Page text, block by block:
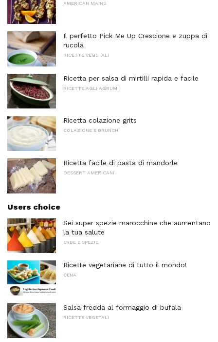
AMERICAN MAINS
Il perfetto Pick Me Up Crescione e zuppa di
rucola
RICETTE VEGETALI
Ricetta per salsa di mirtilli rapida e facile
RICETTE AGLI AGRUMI
Ricetta colazione grits
COLAZIONE E BRUNCH
Ricetta facile di pasta di mandorle
DESSERT AMERICANI
Users choice
Sei super spezie marocchine che aumentano
la tua salute
ERBE E SPEZIE
Ricette vegetariane di tutto il mondo!
CENA
Salsa fredda al formaggio di bufala
RICETTE VEGETALI